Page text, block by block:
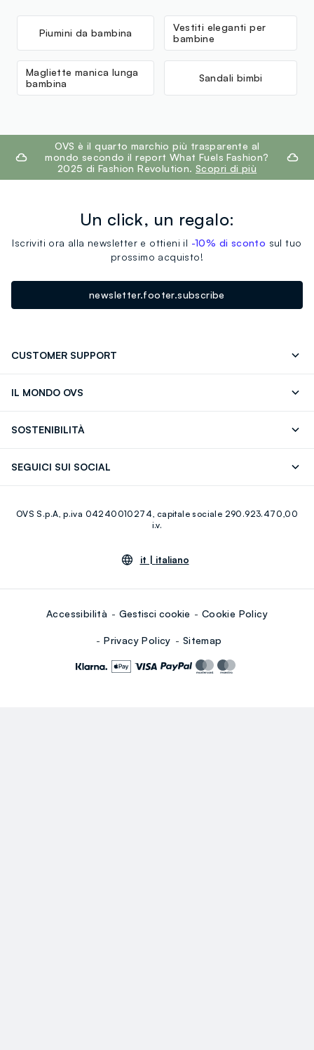
Piumini da bambina
Vestiti eleganti per
bambine
Magliette manica lunga
bambina
Sandali bimbi
footer.ariatitleOVS è il quarto marchio più trasparente al
mondo secondo il report What Fuels Fashion?
2025 di Fashion Revolution. Scopri di più
Un click, un regalo:
Iscriviti ora alla newsletter e ottieni il -10% di sconto sul tuo
prossimo acquisto!
newsletter.footer.subscribe
CUSTOMER SUPPORT
IL MONDO OVS
Giftcard
SOSTENIBILITÀ
SEGUICI SUI SOCIAL
Youtube Linkedin
OVS S.p.A, p.iva 04240010274, capitale sociale 290.923.470,00
i.v.
it | italiano
Accessibilità Gestisci cookie Cookie Policy
Privacy Policy Sitemap